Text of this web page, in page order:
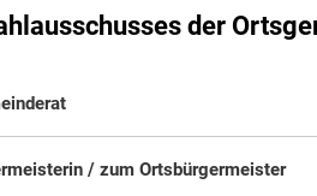
der
/ zum Ortsbürgermeister